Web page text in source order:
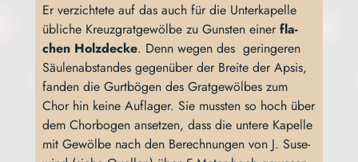
Er ver­zich­te­te auf das auch für die Unter­ka­pel­le
übli­che Kreuz­grat­ge­wöl­be zu Guns­ten einer fla­
chen Holz­de­cke. Denn wegen des gerin­ge­ren
Säu­len­ab­stan­des gegen­über der Brei­te der Apsis,
fan­den die Gurt­bö­gen des Grat­ge­wöl­bes zum
Chor hin kei­ne Auf­la­ger. Sie muss­ten so hoch über
dem Chor­bo­gen anset­zen, dass die unte­re Kapel­le
mit Gewöl­be nach den Berech­nun­gen von J. Sus­e­